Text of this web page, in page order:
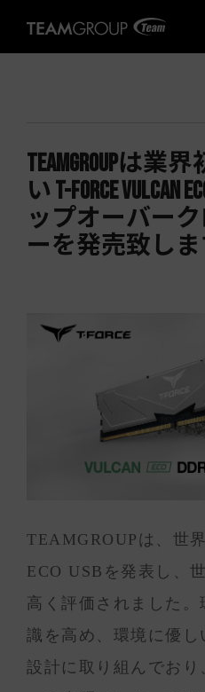
TEAMGROUPは
い T-FORCE VULCAN
ップオーバー
ーを発売致しま
TEAMGROUPは、世
ECO USBを発表し、
高く評価されました
識を高め、環境に優し
設計に取り組んでおり